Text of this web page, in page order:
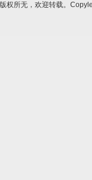
版权所无，欢迎转载。